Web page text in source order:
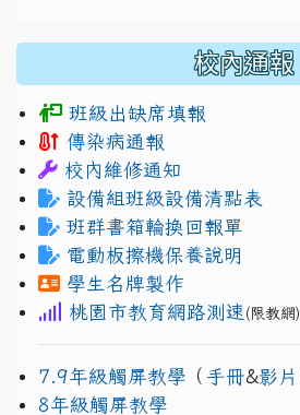
校內通報
班級出缺席填報
傳染病通報
校內維修通知
設備組班級設備清點表
班群書箱輪換回報單
電動板擦機保養說明
學生名牌製作
桃園市教育網路測速 (限教網)
7.9年級觸屏教學 （ 手冊&影片
8年級觸屏教學